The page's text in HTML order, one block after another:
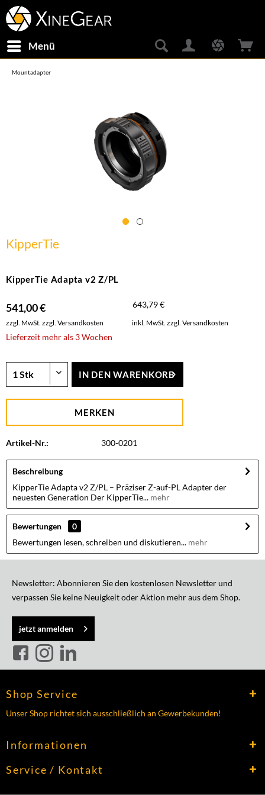
Menü
Mountadapter
KipperTie
KipperTie Adapta v2 Z/PL
541,00 € 643,79 €
zzgl. MwSt. zzgl. Versandkosten inkl. MwSt. zzgl. Versandkosten
Lieferzeit mehr als 3 Wochen
IN DEN WARENKORB
MERKEN
Artikel-Nr.: 300-0201
Beschreibung
KipperTie Adapta v2 Z/PL – Präziser Z-auf-PL Adapter der
neuesten Generation Der KipperTie... mehr
Bewertungen
0
Bewertungen lesen, schreiben und diskutieren... mehr
Newsletter: Abonnieren Sie den kostenlosen Newsletter und
verpassen Sie keine Neuigkeit oder Aktion mehr aus dem Shop.
jetzt anmelden
Shop Service
Unser Shop richtet sich ausschließlich an Gewerbekunden!
Informationen
Service / Kontakt